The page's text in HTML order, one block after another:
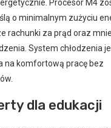
Procesor M4
o minimalnym zużyciu
rachunki za prąd oraz
System chłodzenia
na komfortową pracę bez
dla edukacji